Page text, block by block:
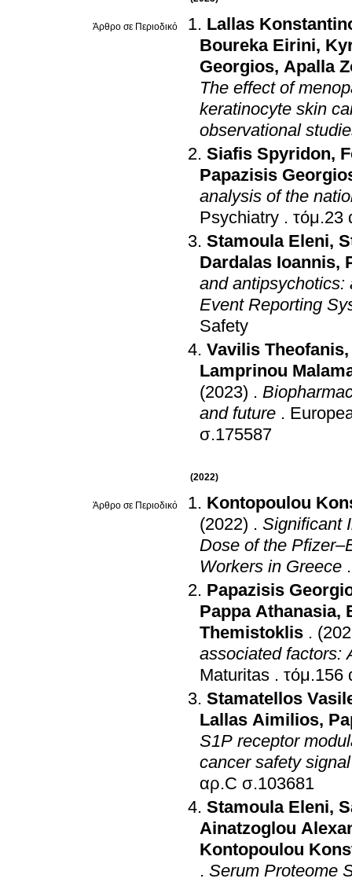
Άρθρο σε Περιοδικό
Lallas
Boureka Eirini,
Georgios, Apalla
The effect of
keratinocyte skin
observational
Siafis Spyridon,
Papazisis
analysis of the
Psychiatry . τόμ.23
Stamoula Eleni,
Dardalas Ioannis,
and antipsychotics:
Event Reporting
Safety
Vavilis Theofanis
Lamprinou
(2023) .
and future .
σ.175587
(2022)
Άρθρο σε Περιοδικό
Kontopoulou
(2022) . Significant
Dose of the
Workers in Greece
Papazisis
Pappa Athanasia,
Themistoklis .
associated factors:
Maturitas .
Stamatellos
Lallas Aimilios,
S1P receptor
cancer safety signal
αρ.C σ.103681
Stamoula Eleni,
Ainatzoglou
Kontopoulou
. Serum Proteome